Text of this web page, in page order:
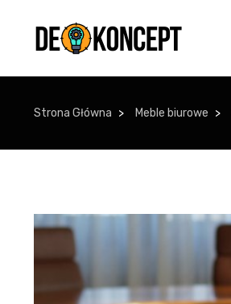
Strona Główna Meble biurowe